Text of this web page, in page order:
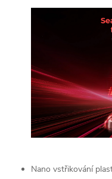
Nano vstřikování